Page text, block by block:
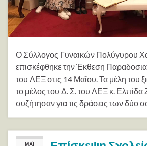
Ο Σύλλογος Γυναικών Πολύγυρου
επισκέφθηκε την Έκθεση
του ΛΕΞ στις 14 Μαΐου. Τα μέλη του
το μέλος του Δ. Σ. του ΛΕΞ κ. Ελπίδα
συζήτησαν για τις δράσεις των δύο
ΜΆΙ